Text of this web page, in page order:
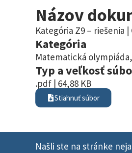
Názov
Kategória Z9 – riešenia
Kategória
Matematická olympiáda,
Typ a veľkosť
.pdf | 64,88 KB
Stiahnuť súbor
Našli ste na stránke